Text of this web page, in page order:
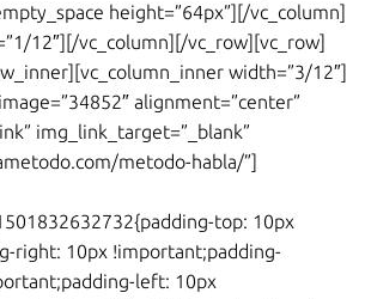
height=”64px”][/vc_column]
12″][/vc_column][/vc_row][vc_row]
width=”3/12″]
alignment=”center”
img_link_target=”_blank”
metodo-habla/”]
top: 10px
right: 10px !important;padding-
left: 10px